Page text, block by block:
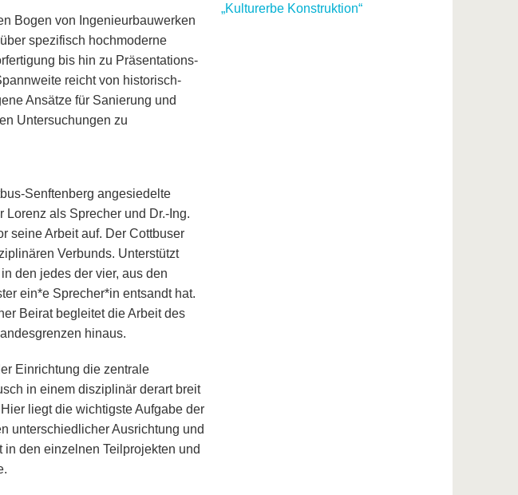
Bogen von Ingenieurbauwerken
spezifisch hochmoderne
bis hin zu Präsentations-
reicht von historisch-
Ansätze für Sanierung und
Untersuchungen zu
Senftenberg angesiedelte
Lorenz als Sprecher und Dr.-Ing.
seine Arbeit auf. Der Cottbuser
Verbunds. Unterstützt
den jedes der vier, aus den
ein*e Sprecher*in entsandt hat.
Beirat begleitet die Arbeit des
hinaus.
Einrichtung die zentrale
in einem disziplinär derart breit
liegt die wichtigste Aufgabe der
unterschiedlicher Ausrichtung und
den einzelnen Teilprojekten und
„Kulturerbe Konstruktion“